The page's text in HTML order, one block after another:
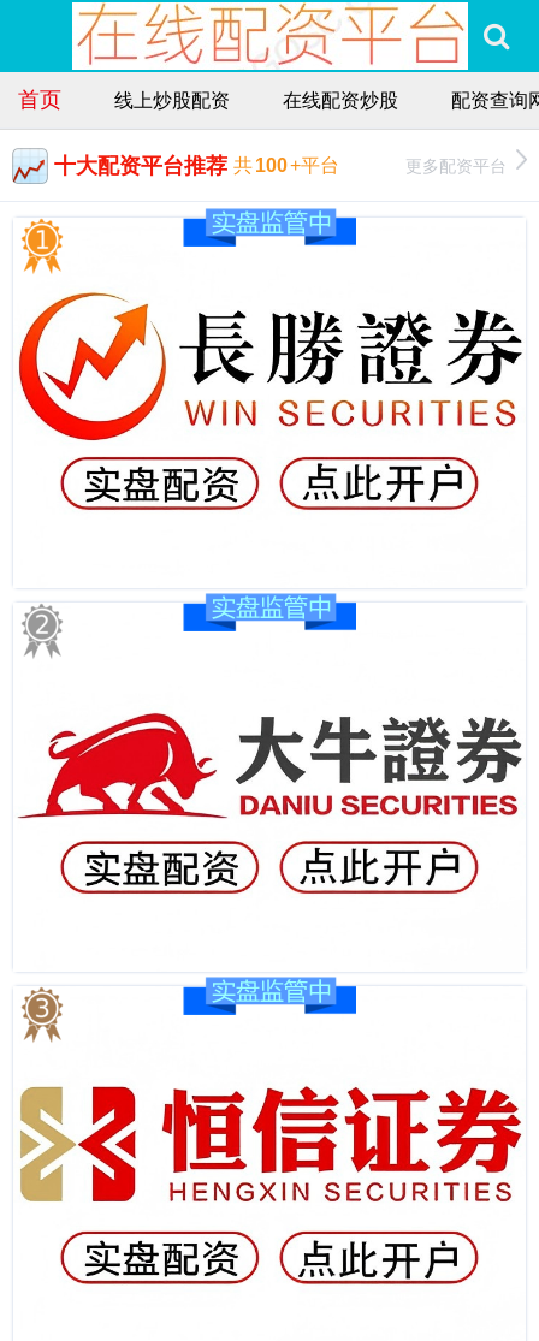
首页 线上炒股配资 在线配资炒股 配资查询
十大配资平台推荐 共100+平台 更多配资平台